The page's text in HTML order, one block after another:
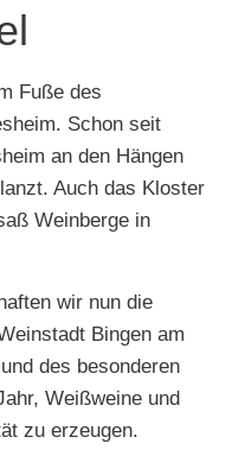
Fuße des
Schon seit
an den Hängen
Auch das Kloster
Weinberge in
wir nun die
Bingen am
des besonderen
Weißweine und
zu erzeugen.